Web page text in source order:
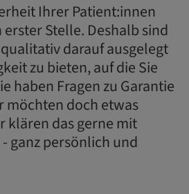
Ihrer Patient:innen
Stelle. Deshalb sind
darauf ausgelegt
zu bieten, auf die Sie
haben Fragen zu Garantie
möchten doch etwas
klären das gerne mit
ganz persönlich und